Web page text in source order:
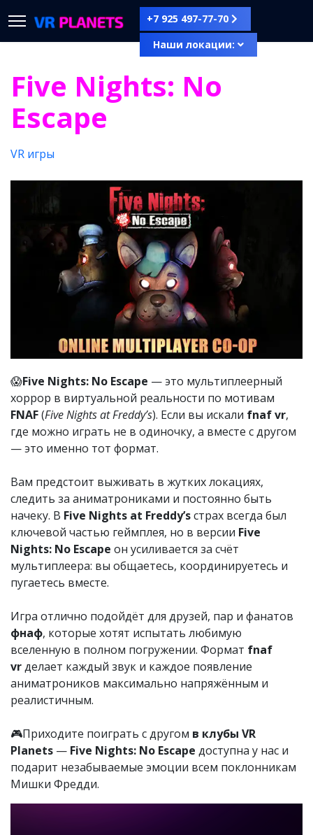
+7 925 497-77-70
Наши локации:
Five Nights: No
Escape
VR игры
😱Five Nights: No Escape — это мультиплеерный
хоррор в виртуальной реальности по мотивам
FNAF(Five Nights at Freddy’s). Если вы искали fnaf vr,
где можно играть не в одиночку, а вместе с другом
— это именно тот формат.
Вам предстоит выживать в жутких локациях,
следить за аниматрониками и постоянно быть
начеку. В Five Nights at Freddy’sстрах всегда был
ключевой частью геймплея, но в версии Five
Nights: No Escape он усиливается за счёт
мультиплеера: вы общаетесь, координируетесь и
пугаетесь вместе.
Игра отлично подойдёт для друзей, пар и фанатов
фнаф, которые хотят испытать любимую
вселенную в полном погружении. Формат fnaf
vrделает каждый звук и каждое появление
аниматроников максимально напряжённым и
реалистичным.
🎮Приходите поиграть с другом в клубы VR
Planets — Five Nights: No Escape доступна у нас и
подарит незабываемые эмоции всем поклонникам
Мишки Фредди.